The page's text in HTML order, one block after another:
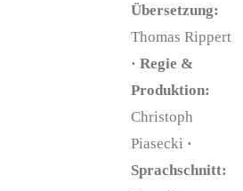
Übersetzung:
Thomas Rippert
· Regie &
Produktion:
Christoph
Piasecki ·
Sprachschnitt: